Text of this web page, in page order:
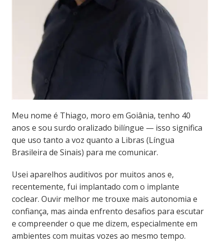
Meu nome é Thiago, moro em Goiânia, tenho 40
anos e sou surdo oralizado bilíngue — isso significa
que uso tanto a voz quanto a Libras (Língua
Brasileira de Sinais) para me comunicar.
Usei aparelhos auditivos por muitos anos e,
recentemente, fui implantado com o implante
coclear. Ouvir melhor me trouxe mais autonomia e
confiança, mas ainda enfrento desafios para escutar
e compreender o que me dizem, especialmente em
ambientes com muitas vozes ao mesmo tempo.